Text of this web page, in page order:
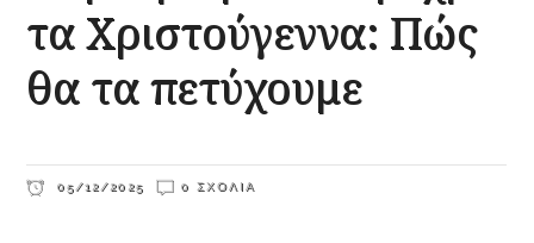
τα Χριστούγεννα: Πώς
θα τα πετύχουμε
05/12/2025 0 ΣΧΌΛΙΑ